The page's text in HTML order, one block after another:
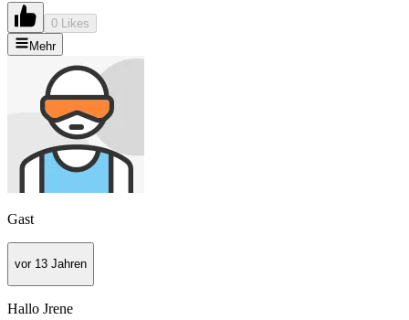
0 Likes
Mehr
Gast
vor 13 Jahren
Hallo Jrene